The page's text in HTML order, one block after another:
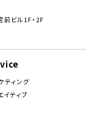
ビル1F・2F
ティング
イティブ